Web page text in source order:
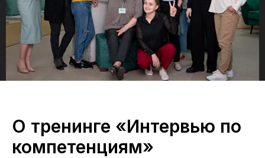
О тренинге «Интервью по
компетенциям»